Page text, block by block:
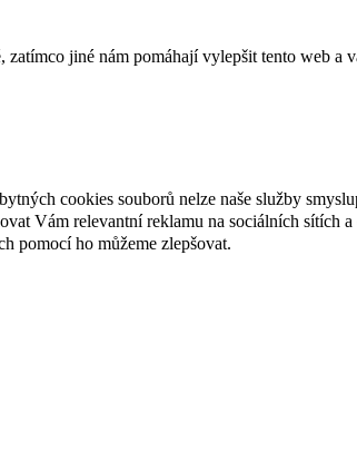
jiné nám pomáhají vylepšit tento web a
cookies souborů nelze naše služby
Vám relevantní reklamu na sociálních sítích
pomocí ho můžeme zlepšovat.